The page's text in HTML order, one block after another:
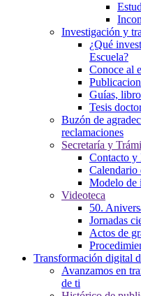
Investigación y
¿Qué
Escuela?
Conoce al
Guías,
Tesis
Buzón de
reclamaciones
Secretaría y
Contacto y
Calendario
Modelo de
Videoteca
50.
Jornadas
Actos de
Transformación digital
Avanzamos en
de ti